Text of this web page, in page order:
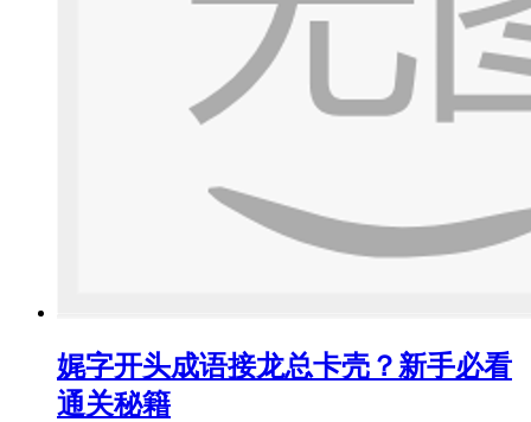
娓字开头成语接龙总卡壳？新手必看
通关秘籍